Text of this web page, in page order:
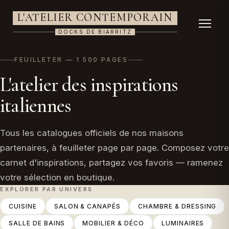
L'ATELIER CONTEMPORAIN
DOCKS DE BIARRITZ
FEUILLETER — 1 500 PAGES
L'atelier des inspirations
italiennes
Tous les catalogues officiels de nos maisons
partenaires, à feuilleter page par page. Composez votre
carnet d'inspirations, partagez vos favoris — ramenez
votre sélection en boutique.
Tous nos catalogues à feuilleter
EXPLORER PAR UNIVERS
CUISINE SALON & CANAPÉS CHAMBRE & DRESSING
SALLE DE BAINS MOBILIER & DÉCO LUMINAIRES